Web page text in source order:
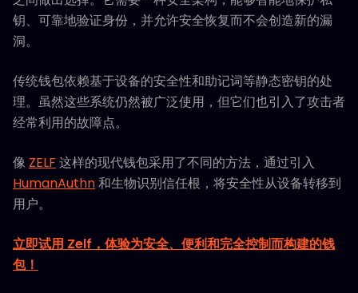
钥、可靠地验证身份，并允许安全恢复而不会创造新的漏
洞。
传统钱包依赖基于设备的安全性和助记词等静态密钥的处
理。虽然这些系统仍然被广泛使用，但它们也引入了攻击者
经常利用的故障点。
像 ZELF 这样的现代钱包采用了不同的方法，通过引入
HumanAuthn和生物识别信任根，将安全性从设备转移到
用户。
立即试用 Zelf，体验为安全、便利和完全控制而构建的钱
包！